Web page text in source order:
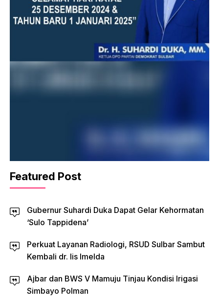
Featured Post
Gubernur Suhardi Duka Dapat Gelar Kehormatan
‘Sulo Tappidena’
Perkuat Layanan Radiologi, RSUD Sulbar Sambut
Kembali dr. Iis Imelda
Ajbar dan BWS V Mamuju Tinjau Kondisi Irigasi
Simbayo Polman